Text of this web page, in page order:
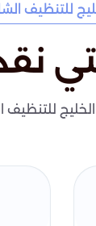
للتنظيف
للتنظيف